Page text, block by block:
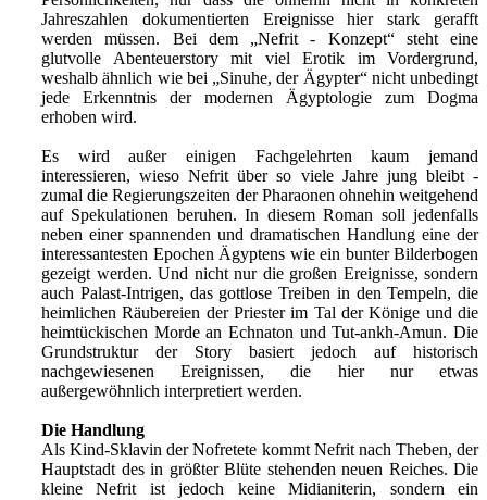
Jahreszahlen dokumentierten Ereignisse hier stark gerafft
werden müssen. Bei dem „Nefrit - Konzept“ steht eine
glutvolle Abenteuerstory mit viel Erotik im Vordergrund,
weshalb ähnlich wie bei „Sinuhe, der Ägypter“ nicht unbedingt
jede Erkenntnis der modernen Ägyptologie zum Dogma
erhoben wird.
Es wird außer einigen Fachgelehrten kaum jemand
interessieren, wieso Nefrit über so viele Jahre jung bleibt -
zumal die Regierungszeiten der Pharaonen ohnehin weitgehend
auf Spekulationen beruhen. In diesem Roman soll jedenfalls
neben einer spannenden und dramatischen Handlung eine der
interessantesten Epochen Ägyptens wie ein bunter Bilderbogen
gezeigt werden. Und nicht nur die großen Ereignisse, sondern
auch Palast-Intrigen, das gottlose Treiben in den Tempeln, die
heimlichen Räubereien der Priester im Tal der Könige und die
heimtückischen Morde an Echnaton und Tut-ankh-Amun. Die
Grundstruktur der Story basiert jedoch auf historisch
nachgewiesenen Ereignissen, die hier nur etwas
außergewöhnlich interpretiert werden.
Die Handlung
Als Kind-Sklavin der Nofretete kommt Nefrit nach Theben, der
Hauptstadt des in größter Blüte stehenden neuen Reiches. Die
kleine Nefrit ist jedoch keine Midianiterin, sondern ein